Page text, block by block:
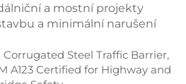
a mostní projekty
a minimální narušení